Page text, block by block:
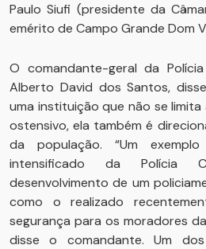
Paulo Siufi (presidente da
emérito de Campo Grande Dom
O comandante-geral da
Alberto David dos Santos,
uma instituição que não se
ostensivo, ela também é
da população. “Um
intensificado da Polícia
desenvolvimento de um
como o realizado
segurança para os moradores
disse o comandante. Um